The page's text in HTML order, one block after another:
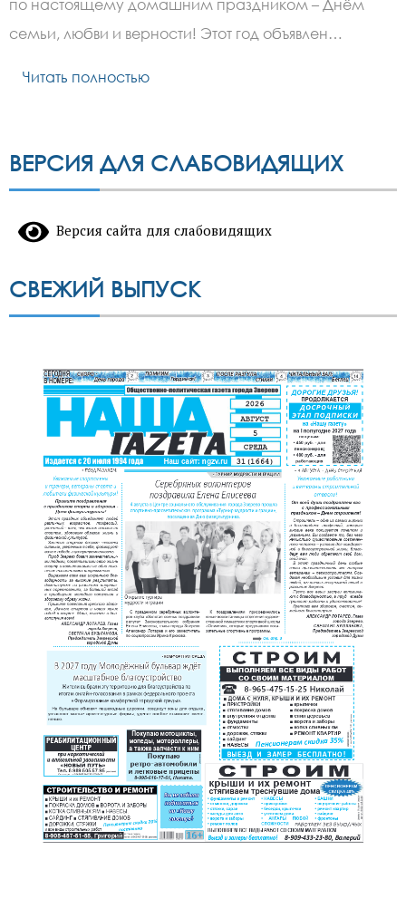
по настоящему домашним праздником – Днём
семьи, любви и верности! Этот год объявлен…
Читать полностью
ВЕРСИЯ ДЛЯ СЛАБОВИДЯЩИХ
Версия сайта для слабовидящих
СВЕЖИЙ ВЫПУСК